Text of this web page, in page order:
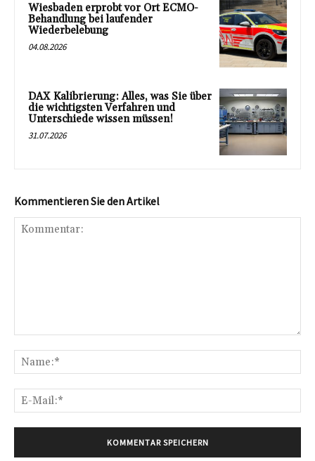
Wiesbaden erprobt vor Ort ECMO-
Behandlung bei laufender
Wiederbelebung
04.08.2026
DAX Kalibrierung: Alles, was Sie über
die wichtigsten Verfahren und
Unterschiede wissen müssen!
31.07.2026
Kommentieren Sie den Artikel